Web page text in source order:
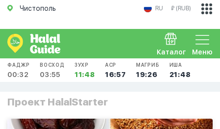
Чистополь RU ₽ (RUB)
Меню
Каталог
ФАДЖР
00:32
ВОСХОД
03:55
ЗУХР
11:48
АСР
16:57
МАГРИБ
19:26
ИША
21:48
Проект HalalStarter